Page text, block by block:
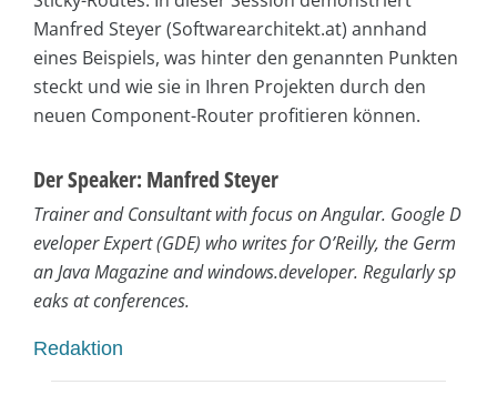
Manfred Steyer (Softwarearchitekt.at) annhand
eines Beispiels, was hinter den genannten Punkten
steckt und wie sie in Ihren Projekten durch den
neuen Component-Router profitieren können.
Der Speaker: Manfred Steyer
Trainer and Consultant with focus on Angular. Google D
eveloper Expert (GDE) who writes for O’Reilly, the Germ
an Java Magazine and windows.developer. Regularly sp
eaks at conferences.
Redaktion